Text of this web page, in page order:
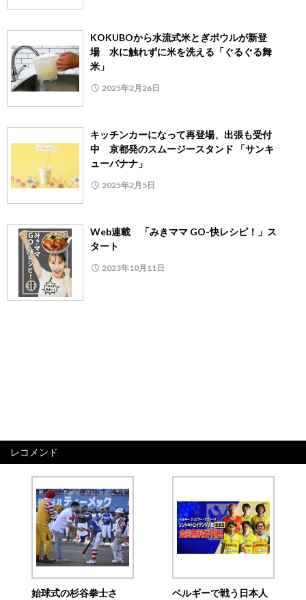
KOKUBOから水流式米とぎボウルが新登
場 水に触れずに米を洗える「ぐるぐる舞
米」
2025年2月26日
キッチンカーになって再登場、出張も受付
中 京都発のスムージースタンド 「サンキ
ューバナナ」
2025年2月5日
Web連載 「みきママ GO-快レシピ！」ス
タート
2023年10月11日
レコメンド
始球式の杉谷拳士さ ベルギーで戦う日本人